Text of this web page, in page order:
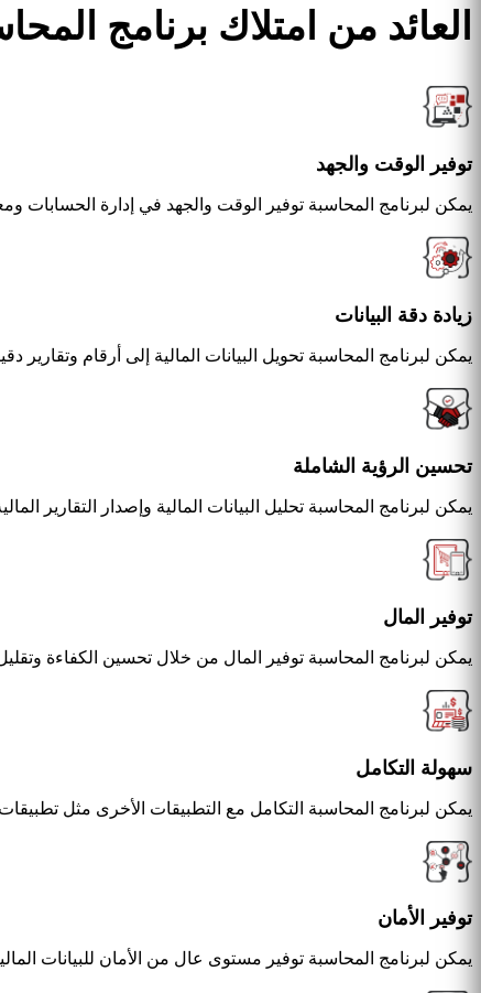
العائد من امتلاك برنامج
توفير الوقت والجهد
يمكن لبرنامج المحاسبة توفير الوقت والجهد في إدارة الحسابات
زيادة دقة البيانات
يمكن لبرنامج المحاسبة تحويل البيانات المالية إلى أرقام وتقارير
تحسين الرؤية الشاملة
يمكن لبرنامج المحاسبة تحليل البيانات المالية وإصدار التقارير
توفير المال
يمكن لبرنامج المحاسبة توفير المال من خلال تحسين الكفاءة
سهولة التكامل
يمكن لبرنامج المحاسبة التكامل مع التطبيقات الأخرى مثل
توفير الأمان
يمكن لبرنامج المحاسبة توفير مستوى عال من الأمان للبيانات